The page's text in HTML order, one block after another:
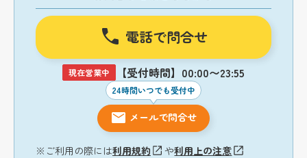
電話で問合せ
現在営業中 【受付時間】00:00〜23:55
24時間いつでも受付中
メールで問合せ
※ご利用の際には利用規約 や利用上の注意